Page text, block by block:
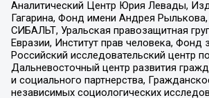
Аналитический Центр Юрия Левады,
Гагарина, Фонд имени Андрея
СИБАЛЬТ, Уральская правозащитная
Евразии, Институт прав человека, Фонд
Российский исследовательский центр
Дальневосточный центр развития
и социального партнерства,
независимых социологических